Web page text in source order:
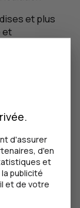
et plus
et
d'assurer
d'en
et
publicité
et de votre